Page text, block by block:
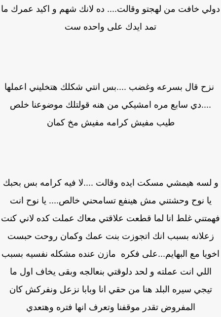
خافت من لهجتو وقالت.... ده لانك شهم و اكيد عمرك ما
تمد ايدك على واحده ست
قال بسرعه وغضب ....بس انتي شكلك هتخليني اعملها
....دي سابع مره امشيكي من هنه قولتلك موضوعنا خلص
طيب مفيش كرامه مفيش مخ كمان
هيمشي مسكت ايده وقالت ....لا فيه كرامه بس بحبك
يا نوح وحشتني مش هينفع تسامحني خالص.... يا نوح انت
غلط انا لما قطعت علاقتي معاك عملت كده لاني كنت
بسبب انك اتجوزت بنت عمك وكمان روحت حبست
مع البهايم...على فكره مازن عنده مشكله نفسيه بسبب
اللي انت عملته و لحد دلوقتي بنعالجه وبقى يخاف اول ما
تيجي سيره البلد هنا من حقي انا وبابا نزعل ونفركش كان
المفروض تقدر موقفنا وتعرف انها فتره وهتعدي